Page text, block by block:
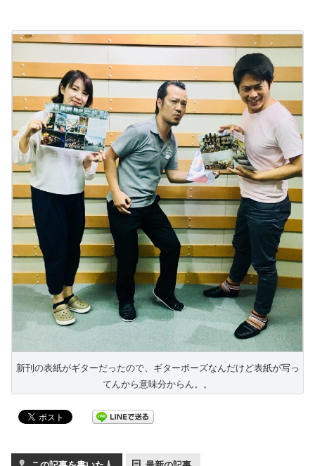
新刊の表紙がギターだったので、ギターポーズなんだけど表紙が写っ
てんから意味分からん。。